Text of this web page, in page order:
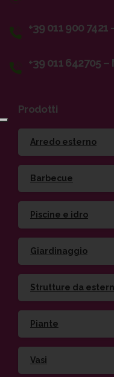
+39 011 900
+39 011 642705
Prodotti
Arredo esterno
Barbecue
Piscine e idro
Giardinaggio
Strutture da
Piante
Vasi